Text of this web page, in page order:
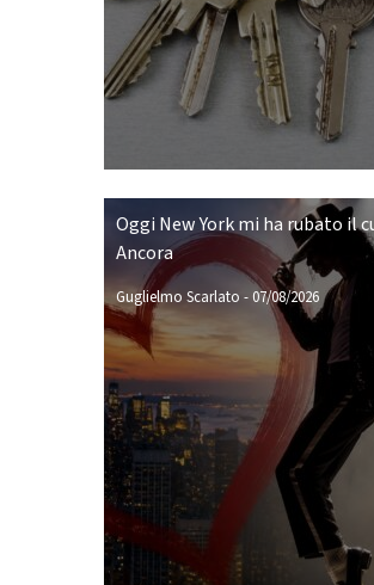
Oggi New York mi ha rubato il
Ancora
Guglielmo Scarlato -07/08/2026